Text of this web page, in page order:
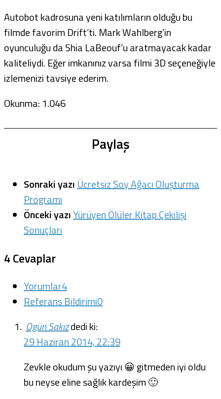
Autobot kadrosuna yeni katılımların olduğu bu
filmde favorim Drift’ti. Mark Wahlberg’in
oyunculuğu da Shia LaBeouf’u aratmayacak kadar
kaliteliydi. Eğer imkanınız varsa filmi 3D seçeneğiyle
izlemenizi tavsiye ederim.
Okunma: 1.046
Paylaş
Sonraki yazıÜcretsiz Soy Ağacı Oluşturma
Programı
Önceki yazıYürüyen Ölüler Kitap Çekilişi
Sonuçları
4 Cevaplar
Yorumlar4
Referans Bildirimi0
Ogün Sakızdedi ki:
29 Haziran 2014, 22:39
Zevkle okudum şu yazıyı 😀 gitmeden iyi oldu
bu neyse eline sağlık kardeşim 🙂